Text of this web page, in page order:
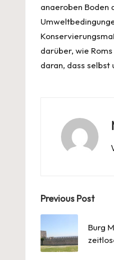
anaeroben Boden
darüber, wie
daran, dass
Post
Previous Post
Burg